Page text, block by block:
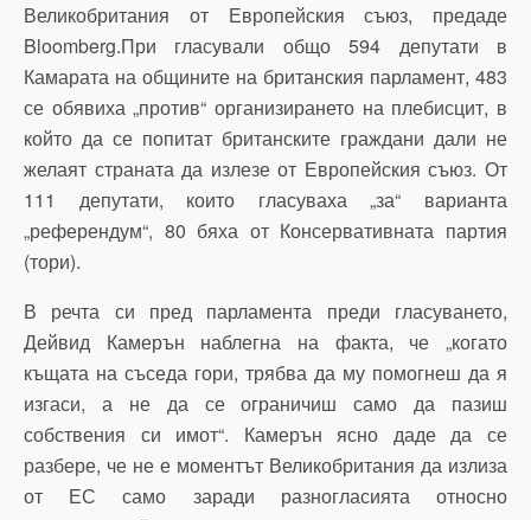
Великобритания от Европейския съюз, предаде
Bloomberg.При гласували общо 594 депутати в
Камарата на общините на британския парламент, 483
се обявиха „против“ организирането на плебисцит, в
който да се попитат британските граждани дали не
желаят страната да излезе от Европейския съюз. От
111 депутати, които гласуваха „за“ варианта
„референдум“, 80 бяха от Консервативната партия
(тори).
В речта си пред парламента преди гласуването,
Дейвид Камерън наблегна на факта, че „когато
къщата на съседа гори, трябва да му помогнеш да я
изгаси, а не да се ограничиш само да пазиш
собствения си имот“. Камерън ясно даде да се
разбере, че не е моментът Великобритания да излиза
от ЕС само заради разногласията относно